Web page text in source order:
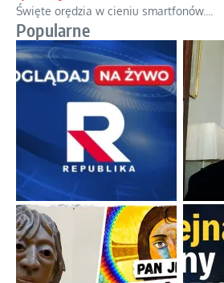
Święte orędzia w cieniu smartfonów.
Popularne